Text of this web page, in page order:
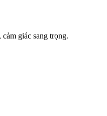
giác sang trọng.